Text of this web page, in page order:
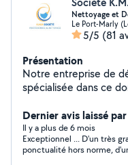
Nettoyage et
Le Port-Marly
5/5 (81
Présentation
Notre entreprise de
spécialisée dans ce
proposons une
la fois le débarras et
pensés pour répondre
professionnel.
Dernier avis laissé
Il y a plus de 6 mois
Exceptionnel ... D'un très
ponctualité hors norme,